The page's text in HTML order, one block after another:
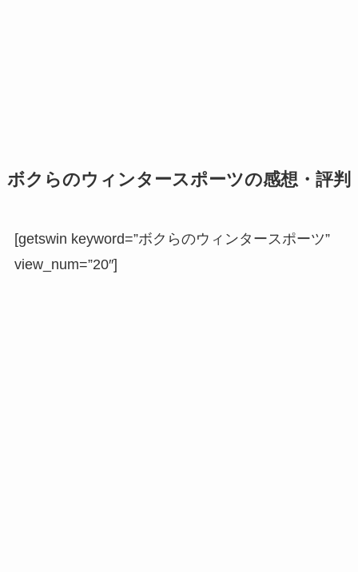
ボクらのウィンタースポーツの感想・評判
[getswin keyword=”ボクらのウィンタースポーツ”
view_num=”20″]